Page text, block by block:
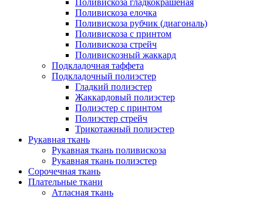
Поливискоза гладкокрашеная
Поливискоза елочка
Поливискоза рубчик (диагональ)
Поливискоза с принтом
Поливискоза стрейч
Поливискозный жаккард
Подкладочная таффета
Подкладочный полиэстер
Гладкий полиэстер
Жаккардовый полиэстер
Полиэстер с принтом
Полиэстер стрейч
Трикотажный полиэстер
Рукавная ткань
Рукавная ткань поливискоза
Рукавная ткань полиэстер
Сорочечная ткань
Плательные ткани
Атласная ткань